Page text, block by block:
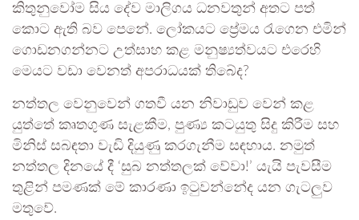
කිතුනුවෝම සිය දේව මාලිගය ධනවතුන් අතට පත්
කොට ඇති බව පෙනේ. ලෝකයට ප්‍රේමය රැගෙන එමින්
ගොඩනගන්නට උත්සාහ කළ මනුෂ්‍යත්වයට එරෙහි
මෙයට වඩා වෙනත් අපරාධයක් තිබේද?
නත්තල වෙනුවෙන් ගතවී යන නිවාඩුව වෙන් කළ
යුත්තේ කෘතගුණ සැළකීම, පුණ්‍ය කටයුතු සිදු කිරීම සහ
මිනිස් සබඳතා වැඩි දියුණු කරගැනීම සඳහාය. නමුත්
නත්තල දිනයේ දී ‘සුබ නත්තලක් වේවා!’ යැයි පැවසීම
තුළින් පමණක් මේ කාරණා ඉටුවන්නේද යන ගැටලුව
මතුවේ.